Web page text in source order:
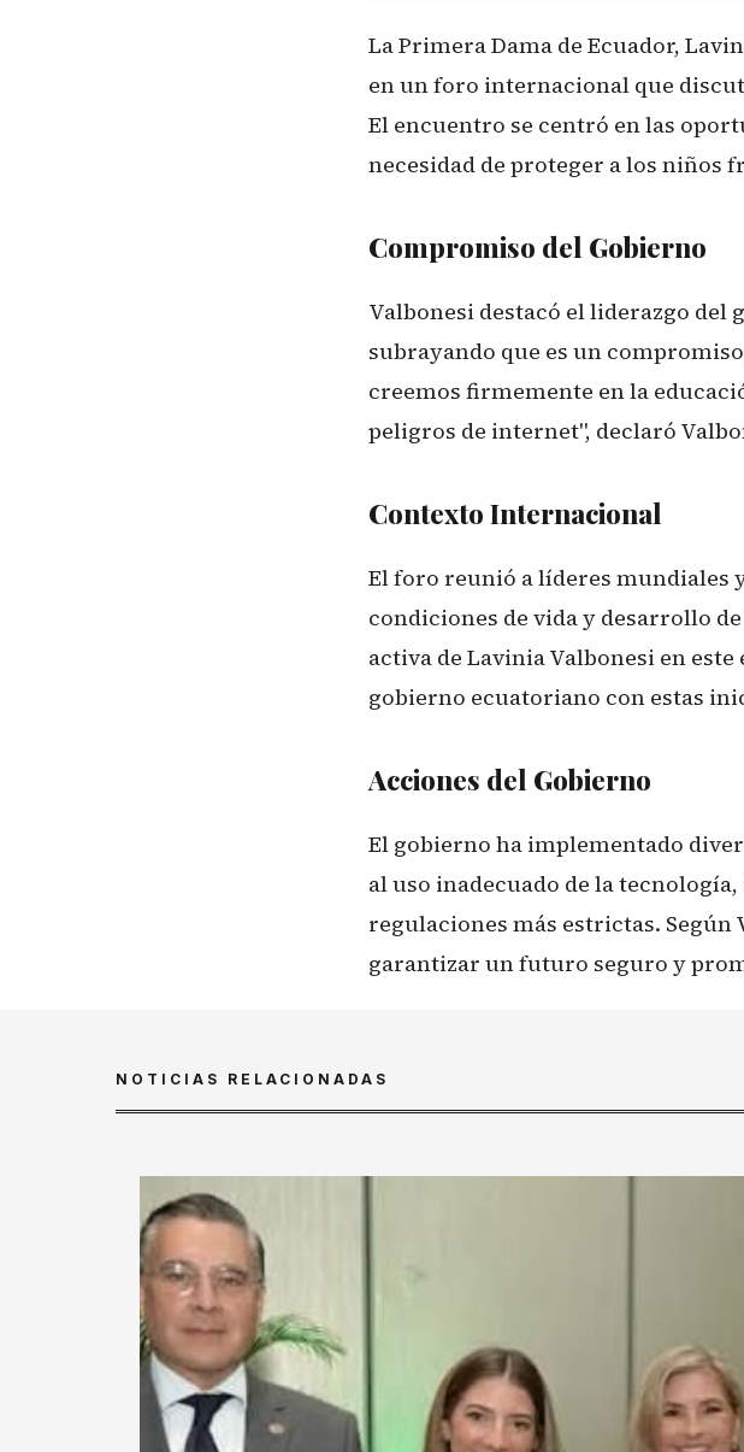
La Primera Dama de Ecuador,
en un foro internacional que
El encuentro se centró en las
necesidad de proteger a los niños
Compromiso del Gobierno
Valbonesi destacó el liderazgo del
subrayando que es un
creemos firmemente en la
peligros de internet", declaró
Contexto Internacional
El foro reunió a líderes mundiales
condiciones de vida y desarrollo
activa de Lavinia Valbonesi en
gobierno ecuatoriano con estas
Acciones del Gobierno
El gobierno ha implementado
al uso inadecuado de la
regulaciones más estrictas. Según
garantizar un futuro seguro y
NOTICIAS RELACIONADAS